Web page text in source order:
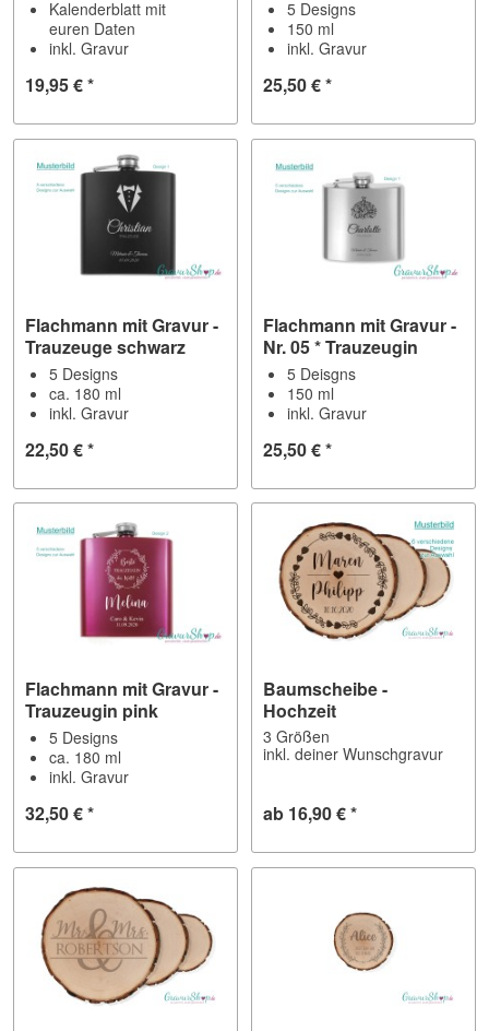
Kalenderblatt mit
euren Daten
inkl. Gravur
19,95 € *
5 Designs
150 ml
inkl. Gravur
25,50 € *
Flachmann mit Gravur -
Trauzeuge schwarz
5 Designs
ca. 180 ml
inkl. Gravur
22,50 € *
Flachmann mit Gravur -
Nr. 05 * Trauzeugin
5 Deisgns
150 ml
inkl. Gravur
25,50 € *
Flachmann mit Gravur -
Trauzeugin pink
5 Designs
ca. 180 ml
inkl. Gravur
32,50 € *
Baumscheibe -
Hochzeit
3 Größen
inkl. deiner Wunschgravur
ab 16,90 € *